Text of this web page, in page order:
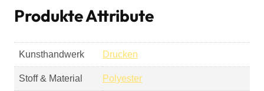
Produkte Attribute
Kunsthandwerk Drucken
Stoff & Material Polyester